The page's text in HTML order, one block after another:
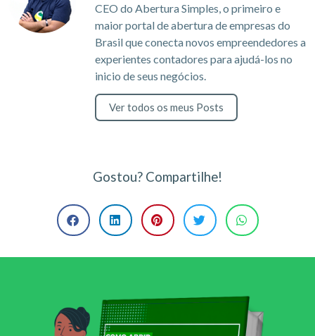
CEO do Abertura Simples, o primeiro e
maior portal de abertura de empresas do
Brasil que conecta novos empreendedores a
experientes contadores para ajudá-los no
inicio de seus negócios.
Ver todos os meus Posts
Gostou? Compartilhe!